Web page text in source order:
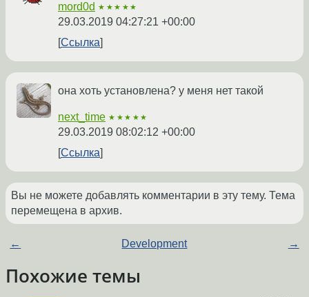
mord0d ★★★★★
29.03.2019 04:27:21 +00:00
Ссылка
она хоть установлена? у меня нет такой
next_time ★★★★★
29.03.2019 08:02:12 +00:00
Ссылка
Вы не можете добавлять комментарии в эту тему. Тема
перемещена в архив.
← Development →
Похожие темы